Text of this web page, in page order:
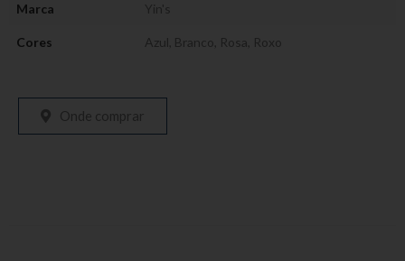
Marca Yin's
Cores Azul Branco Rosa Roxo
Onde comprar